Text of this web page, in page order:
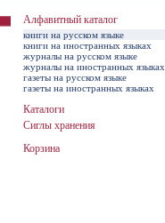
Алфавитный каталог
книги на русском языке
книги на иностранных языках
журналы на русском языке
журналы на иностранных языках
газеты на русском языке
газеты на иностранных языках
Каталоги
Сиглы хранения
Корзина